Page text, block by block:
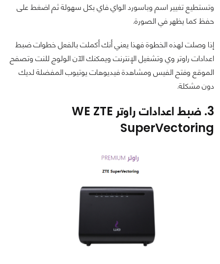
وتستطيع تغيير اسم وباسورد الواي فاي بكل سهولة ثم اضغط على
حفظ كما يظهر في الصورة.
إذا وصلت لهذه الخطوة فهذا يعني أنك أكملت بالفعل خطوات ضبط
اعدادات راوتر وي وتشغيل الإنترنت ويمكنك الآن الولوج للنت وتصفح
الموقع وفتح الفيس ومشاهدة فيديوهات يوتيوب المفضلة لديك
دون مشكلة.
3. ضبط اعدادات راوتر WE ZTE
SuperVectoring